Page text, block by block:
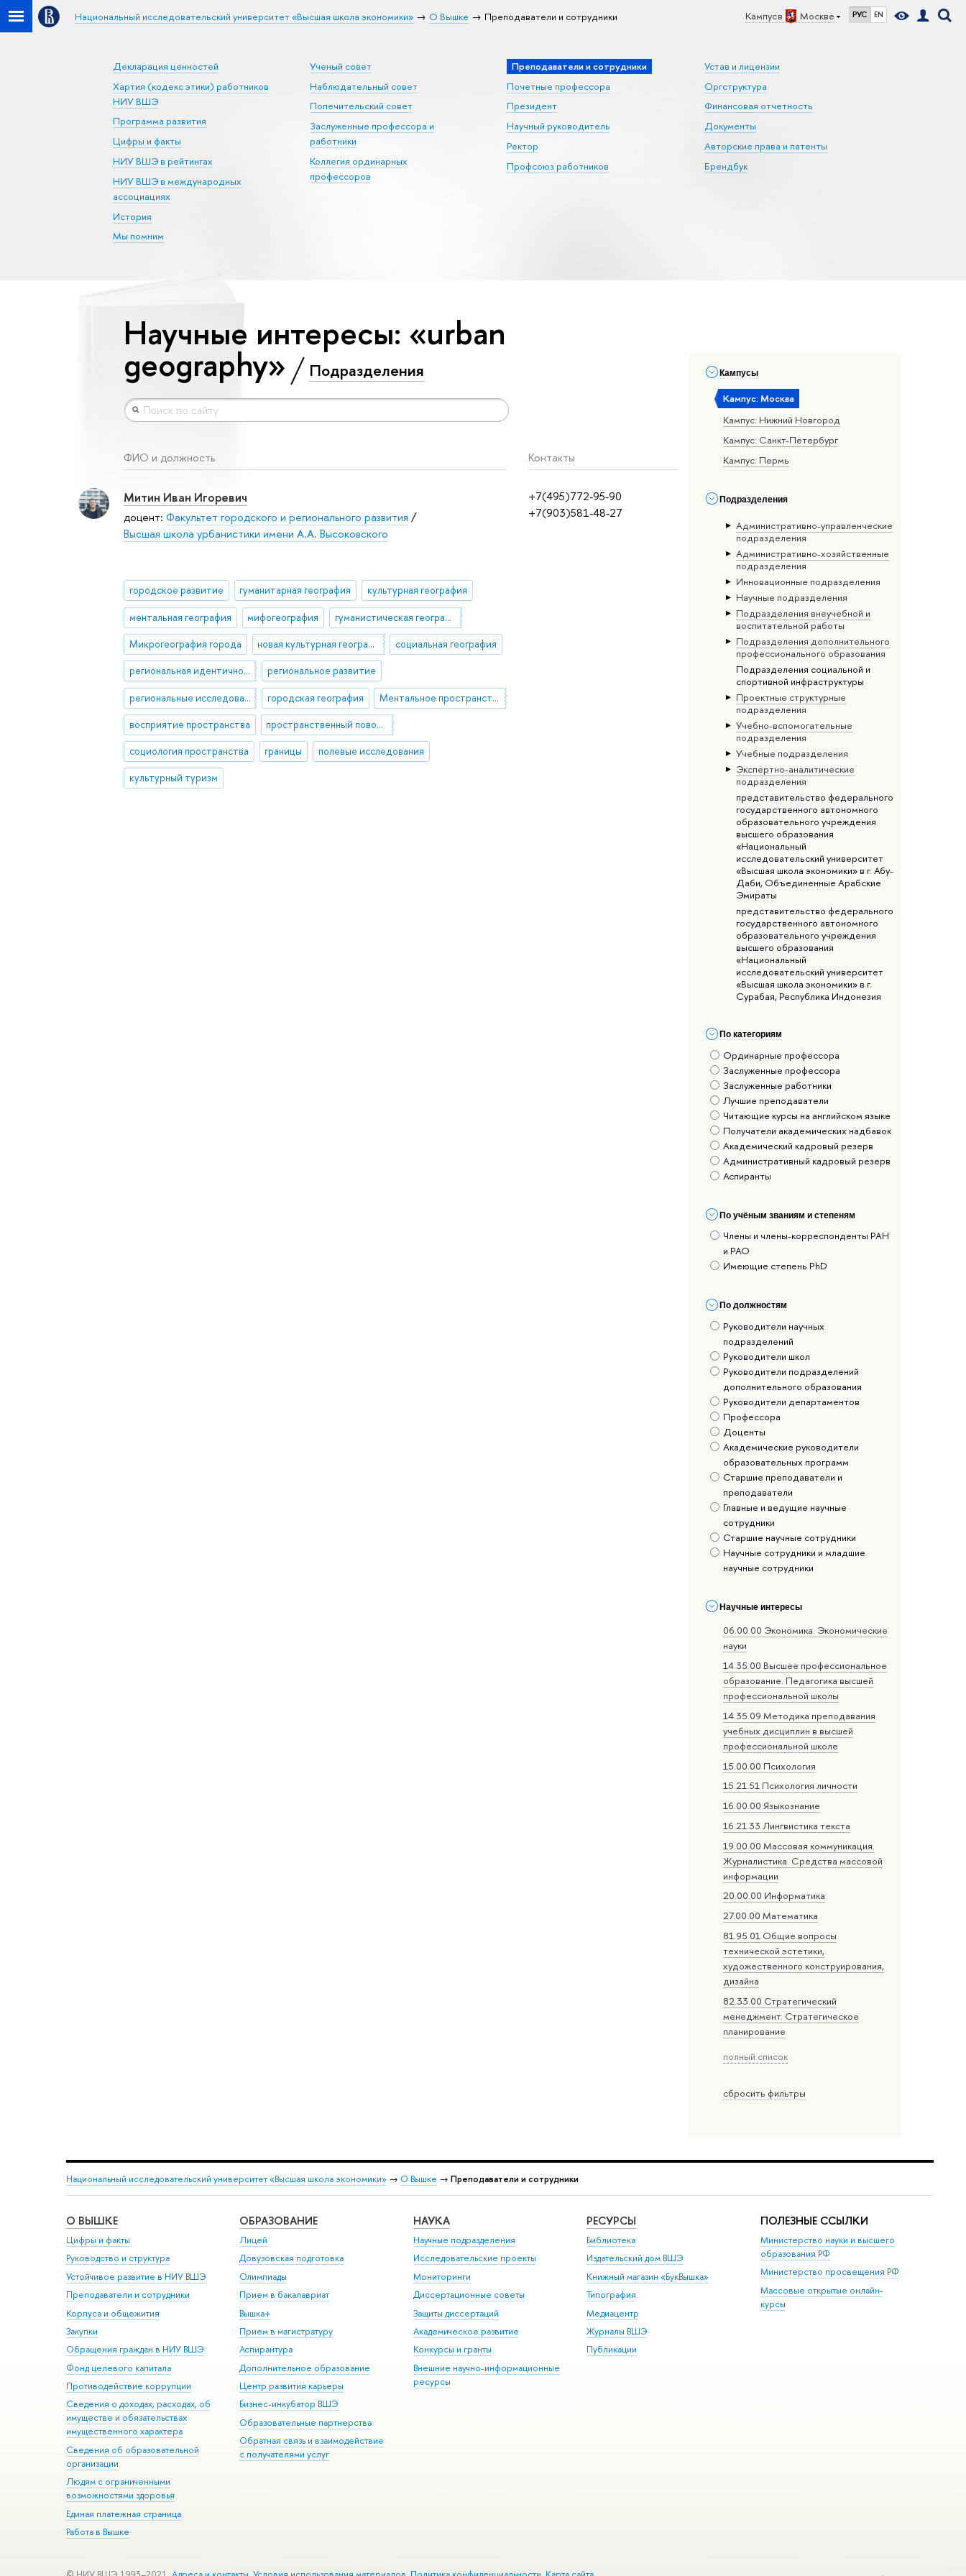
Кампус в Москве РУС EN
Национальный исследовательский университет «Высшая школа экономики» О Вышке Преподаватели и сотрудники
Декларация ценностей
Хартия (кодекс этики) работников
НИУ ВШЭ
Программа развития
Цифры и факты
НИУ ВШЭ в рейтингах
НИУ ВШЭ в международных
ассоциациях
История
Мы помним
Ученый совет
Наблюдательный совет
Попечительский совет
Заслуженные профессора и
работники
Коллегия ординарных
профессоров
Преподаватели и сотрудники
Почетные профессора
Президент
Научный руководитель
Ректор
Профсоюз работников
Устав и лицензии
Оргструктура
Финансовая отчетность
Документы
Авторские права и патенты
Брендбук
Кампусы
Кампус: Москва
Кампус: Нижний Новгород
Кампус: Санкт-Петербург
Кампус: Пермь
Подразделения
Административно-управленческие
подразделения
Административно-хозяйственные
подразделения
Инновационные подразделения
Научные подразделения
Подразделения внеучебной и
воспитательной работы
Подразделения дополнительного
профессионального образования
Подразделения социальной и
спортивной инфраструктуры
Проектные структурные
подразделения
Учебно-вспомогательные
подразделения
Учебные подразделения
Экспертно-аналитические
подразделения
представительство федерального
государственного автономного
образовательного учреждения
высшего образования
«Национальный
исследовательский университет
«Высшая школа экономики» в г. Абу-
Даби, Объединенные Арабские
Эмираты
представительство федерального
государственного автономного
образовательного учреждения
высшего образования
«Национальный
исследовательский университет
«Высшая школа экономики» в г.
Сурабая, Республика Индонезия
По категориям
Ординарные профессора
Заслуженные профессора
Заслуженные работники
Лучшие преподаватели
Читающие курсы на английском языке
Получатели академических надбавок
Академический кадровый резерв
Административный кадровый резерв
Аспиранты
По учёным званиям и степеням
Члены и члены-корреспонденты РАН
и РАО
Имеющие степень PhD
По должностям
Руководители научных
подразделений
Руководители школ
Руководители подразделений
дополнительного образования
Руководители департаментов
Профессора
Доценты
Академические руководители
образовательных программ
Старшие преподаватели и
преподаватели
Главные и ведущие научные
сотрудники
Старшие научные сотрудники
Научные сотрудники и младшие
научные сотрудники
Научные интересы
06.00.00 Экономика. Экономические
науки
14.35.00 Высшее профессиональное
образование. Педагогика высшей
профессиональной школы
14.35.09 Методика преподавания
учебных дисциплин в высшей
профессиональной школе
15.00.00 Психология
15.21.51 Психология личности
16.00.00 Языкознание
16.21.33 Лингвистика текста
19.00.00 Массовая коммуникация.
Журналистика. Средства массовой
информации
20.00.00 Информатика
27.00.00 Математика
81.95.01 Общие вопросы
технической эстетики,
художественного конструирования,
дизайна
82.33.00 Стратегический
менеджмент. Стратегическое
планирование
полный список
сбросить фильтры
Научные интересы: «urban
geography» Подразделения
ФИО и должность Контакты
+7(495)772-95-90
+7(903)581-48-27
Митин Иван Игоревич
доцент: Факультет городского и регионального развития /
Высшая школа урбанистики имени А.А. Высоковского
городское развитие гуманитарная география культурная география
ментальная география мифогеография гуманистическая география
Микрогеография города новая культурная география социальная география
региональная идентичность региональное развитие
региональные исследования городская география Ментальное пространство города
восприятие пространства пространственный поворот
социология пространства границы полевые исследования
культурный туризм
Национальный исследовательский университет «Высшая школа экономики» → О Вышке → Преподаватели и сотрудники
О ВЫШКЕ
Цифры и факты
Руководство и структура
Устойчивое развитие в НИУ ВШЭ
Преподаватели и сотрудники
Корпуса и общежития
Закупки
Обращения граждан в НИУ ВШЭ
Фонд целевого капитала
Противодействие коррупции
Сведения о доходах, расходах, об
имуществе и обязательствах
имущественного характера
Сведения об образовательной
организации
Людям с ограниченными
возможностями здоровья
Единая платежная страница
Работа в Вышке
ОБРАЗОВАНИЕ
Лицей
Довузовская подготовка
Олимпиады
Прием в бакалавриат
Вышка+
Прием в магистратуру
Аспирантура
Дополнительное образование
Центр развития карьеры
Бизнес-инкубатор ВШЭ
Образовательные партнерства
Обратная связь и взаимодействие
с получателями услуг
НАУКА
Научные подразделения
Исследовательские проекты
Мониторинги
Диссертационные советы
Защиты диссертаций
Академическое развитие
Конкурсы и гранты
Внешние научно-информационные
ресурсы
РЕСУРСЫ
Библиотека
Издательский дом ВШЭ
Книжный магазин «БукВышка»
Типография
Медиацентр
Журналы ВШЭ
Публикации
ПОЛЕЗНЫЕ ССЫЛКИ
Министерство науки и высшего
образования РФ
Министерство просвещения РФ
Массовые открытые онлайн-
курсы